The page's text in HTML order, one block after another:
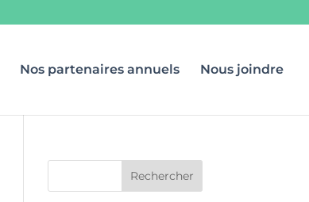
Nos partenaires annuels Nous joindre